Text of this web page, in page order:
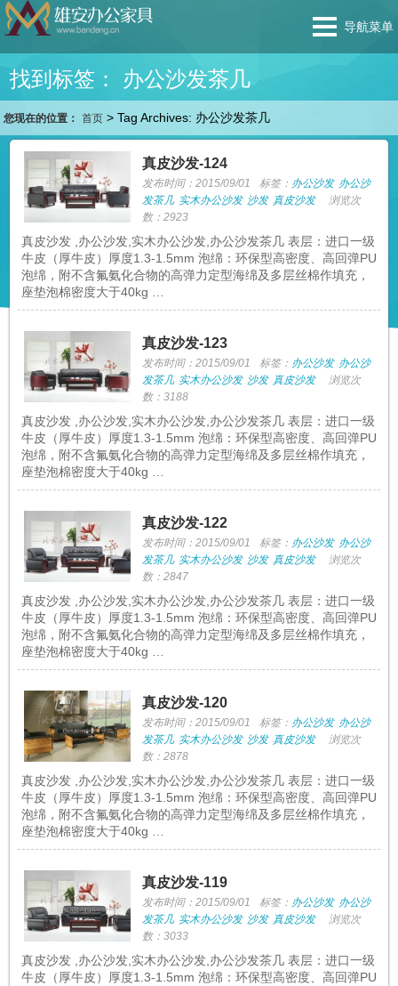
导航菜单
找到标签： 办公沙发茶几
您现在的位置： 首页 >Tag Archives: 办公沙发茶几
真皮沙发-124
发布时间：2015/09/01 标签： 办公沙发 办公沙
发茶几 实木办公沙发 沙发 真皮沙发
浏览次
数：2923
真皮沙发 ,办公沙发,实木办公沙发,办公沙发茶几 表层：进口一级
牛皮（厚牛皮）厚度1.3-1.5mm 泡绵：环保型高密度、高回弹PU
泡绵，附不含氟氨化合物的高弹力定型海绵及多层丝棉作填充，
座垫泡棉密度大于40kg …
真皮沙发-123
发布时间：2015/09/01 标签： 办公沙发 办公沙
发茶几 实木办公沙发 沙发 真皮沙发
浏览次
数：3188
真皮沙发 ,办公沙发,实木办公沙发,办公沙发茶几 表层：进口一级
牛皮（厚牛皮）厚度1.3-1.5mm 泡绵：环保型高密度、高回弹PU
泡绵，附不含氟氨化合物的高弹力定型海绵及多层丝棉作填充，
座垫泡棉密度大于40kg …
真皮沙发-122
发布时间：2015/09/01 标签： 办公沙发 办公沙
发茶几 实木办公沙发 沙发 真皮沙发
浏览次
数：2847
真皮沙发 ,办公沙发,实木办公沙发,办公沙发茶几 表层：进口一级
牛皮（厚牛皮）厚度1.3-1.5mm 泡绵：环保型高密度、高回弹PU
泡绵，附不含氟氨化合物的高弹力定型海绵及多层丝棉作填充，
座垫泡棉密度大于40kg …
真皮沙发-120
发布时间：2015/09/01 标签： 办公沙发 办公沙
发茶几 实木办公沙发 沙发 真皮沙发
浏览次
数：2878
真皮沙发 ,办公沙发,实木办公沙发,办公沙发茶几 表层：进口一级
牛皮（厚牛皮）厚度1.3-1.5mm 泡绵：环保型高密度、高回弹PU
泡绵，附不含氟氨化合物的高弹力定型海绵及多层丝棉作填充，
座垫泡棉密度大于40kg …
真皮沙发-119
发布时间：2015/09/01 标签： 办公沙发 办公沙
发茶几 实木办公沙发 沙发 真皮沙发
浏览次
数：3033
真皮沙发 ,办公沙发,实木办公沙发,办公沙发茶几 表层：进口一级
牛皮（厚牛皮）厚度1.3-1.5mm 泡绵：环保型高密度、高回弹PU